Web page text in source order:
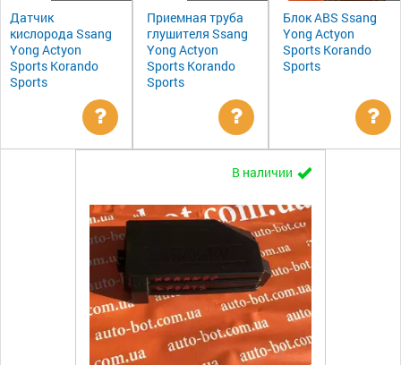
Датчик
кислорода Ssang
Yong Actyon
Sports Korando
Sports
Уточнить
Приемная труба
глушителя Ssang
Yong Actyon
Sports Korando
Sports
Уточнить
цену
Блок ABS Ssang
Yong Actyon
Sports Korando
Sports
В наличии